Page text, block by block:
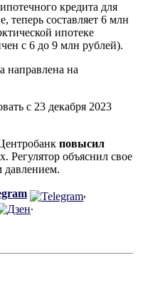
кредита для
теперь составляет 6 млн
ипотеке
с 6 до 9 млн рублей).
направлена на
с 23 декабря 2023
повысил
Регулятор объяснил свое
,
.